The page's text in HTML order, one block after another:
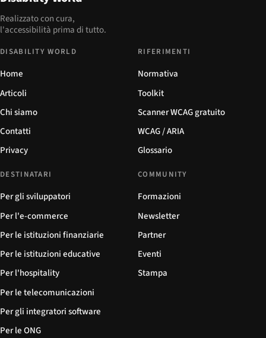
Realizzato con cura,
l'accessibilità prima di tutto.
DISABILITY WORLD
Home
Articoli
Chi siamo
Contatti
Privacy
RIFERIMENTI
Normativa
Toolkit
Scanner WCAG gratuito
WCAG / ARIA
Glossario
DESTINATARI
Per gli sviluppatori
Per l'e-commerce
Per le istituzioni finanziarie
Per le istituzioni educative
Per l'hospitality
Per le telecomunicazioni
Per gli integratori software
Per le ONG
COMMUNITY
Formazioni
Newsletter
Partner
Eventi
Stampa